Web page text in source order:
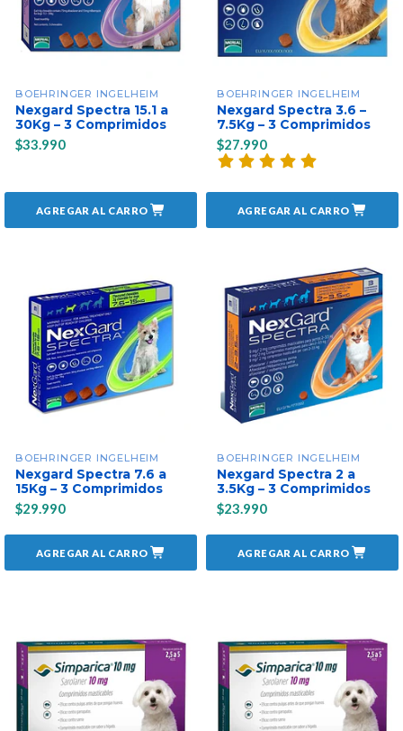
BOEHRINGER INGELHEIM
Nexgard Spectra 15.1 a
30Kg – 3 Comprimidos
$33.990
AGREGAR AL CARRO
BOEHRINGER INGELHEIM
Nexgard Spectra 3.6 –
7.5Kg – 3 Comprimidos
$27.990
AGREGAR AL CARRO
BOEHRINGER INGELHEIM
Nexgard Spectra 7.6 a
15Kg – 3 Comprimidos
$29.990
AGREGAR AL CARRO
BOEHRINGER INGELHEIM
Nexgard Spectra 2 a
3.5Kg – 3 Comprimidos
$23.990
AGREGAR AL CARRO